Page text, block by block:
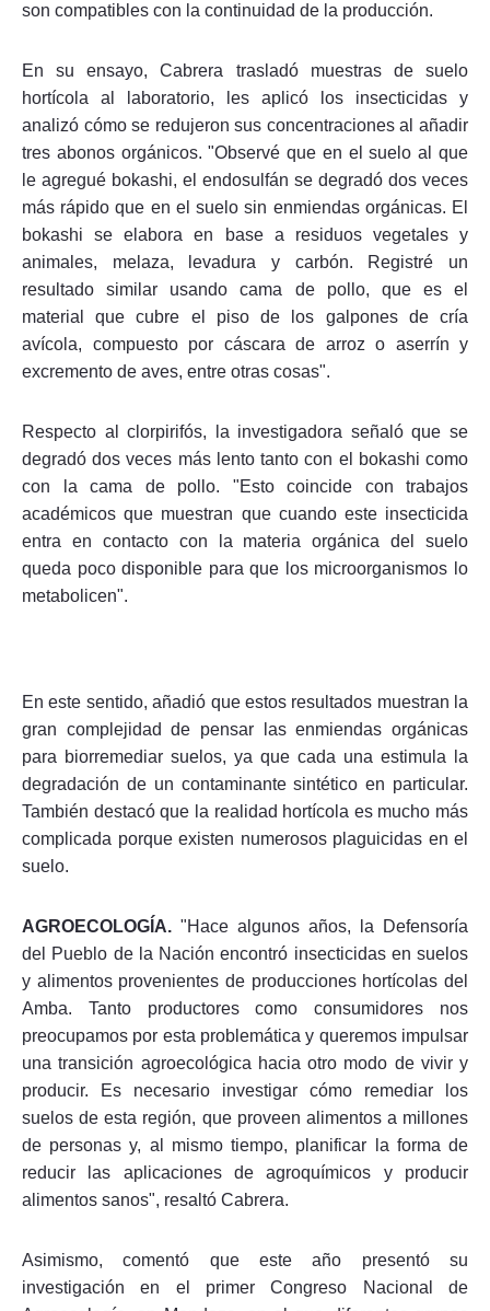
son compatibles con la continuidad de la producción.
En su ensayo, Cabrera trasladó muestras de suelo
hortícola al laboratorio, les aplicó los insecticidas y
analizó cómo se redujeron sus concentraciones al añadir
tres abonos orgánicos. "Observé que en el suelo al que
le agregué bokashi, el endosulfán se degradó dos veces
más rápido que en el suelo sin enmiendas orgánicas. El
bokashi se elabora en base a residuos vegetales y
animales, melaza, levadura y carbón. Registré un
resultado similar usando cama de pollo, que es el
material que cubre el piso de los galpones de cría
avícola, compuesto por cáscara de arroz o aserrín y
excremento de aves, entre otras cosas".
Respecto al clorpirifós, la investigadora señaló que se
degradó dos veces más lento tanto con el bokashi como
con la cama de pollo. "Esto coincide con trabajos
académicos que muestran que cuando este insecticida
entra en contacto con la materia orgánica del suelo
queda poco disponible para que los microorganismos lo
metabolicen".
En este sentido, añadió que estos resultados muestran la
gran complejidad de pensar las enmiendas orgánicas
para biorremediar suelos, ya que cada una estimula la
degradación de un contaminante sintético en particular.
También destacó que la realidad hortícola es mucho más
complicada porque existen numerosos plaguicidas en el
suelo.
AGROECOLOGÍA. "Hace algunos años, la Defensoría
del Pueblo de la Nación encontró insecticidas en suelos
y alimentos provenientes de producciones hortícolas del
Amba. Tanto productores como consumidores nos
preocupamos por esta problemática y queremos impulsar
una transición agroecológica hacia otro modo de vivir y
producir. Es necesario investigar cómo remediar los
suelos de esta región, que proveen alimentos a millones
de personas y, al mismo tiempo, planificar la forma de
reducir las aplicaciones de agroquímicos y producir
alimentos sanos", resaltó Cabrera.
Asimismo, comentó que este año presentó su
investigación en el primer Congreso Nacional de